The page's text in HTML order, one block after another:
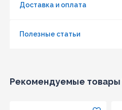
Доставка и оплата
Полезные статьи
Рекомендуемые товары